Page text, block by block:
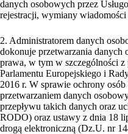
danych osobowych przez
rejestracji, wymiany
2. Administratorem danych
dokonuje przetwarzania danych
prawa, w tym w szczególności z
Parlamentu Europejskiego i
2016 r. W sprawie ochrony
przetwarzaniem danych
przepływu takich danych oraz
RODO) oraz ustawy z dnia 18
drogą elektroniczną (Dz.U. nr